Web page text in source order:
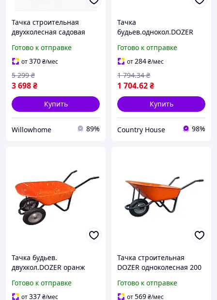
Тачка строительная
двухколесная садовая
перевозки цемента песка
бетона мусора с двумя
колесами усиленная
Готово к отправке
от370₴/мес
3 698₴
5 299 ₴
Купить
Willowhome 89%
Тачка
будьев.однокол.DOZER
Готово к отправке
от284₴/мес
1 704.62₴
1 794.34 ₴
Купить
Country House 98%
Тачка будьев.
двухкол.DOZER оранж
Готово к отправке
от337₴/мес
Тачка строительная
DOZER одноколесная 200
оранжевая
Готово к отправке
от569₴/мес